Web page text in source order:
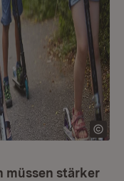
müssen stärker